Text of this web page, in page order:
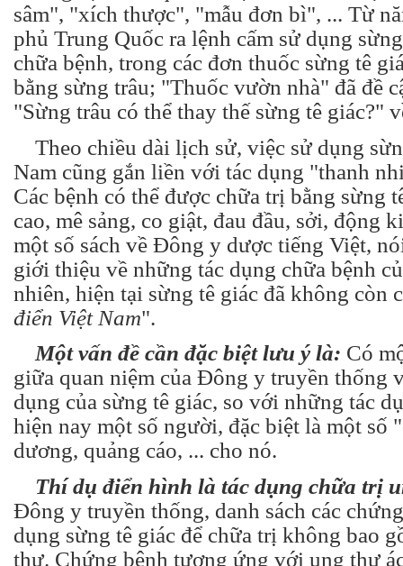
sâm", "xích thược", "mẫu đơn bì", ... Từ
phủ Trung Quốc ra lệnh cấm sử dụng
chữa bệnh, trong các đơn thuốc sừng tê
bằng sừng trâu; "Thuốc vườn nhà" đã đề
"Sừng trâu có thể thay thế sừng tê giác?"
Theo chiều dài lịch sử, việc sử dụng
Nam cũng gắn liền với tác dụng "thanh
Các bệnh có thể được chữa trị bằng sừng
cao, mê sảng, co giật, đau đầu, sởi, động
một số sách về Đông y dược tiếng Việt,
giới thiệu về những tác dụng chữa bệnh
nhiên, hiện tại sừng tê giác đã không còn
điển Việt Nam".
Một vấn đề cần đặc biệt lưu ý là: Có
giữa quan niệm của Đông y truyền thống
dụng của sừng tê giác, so với những tác
hiện nay một số người, đặc biệt là một số
dương, quảng cáo, ... cho nó.
Thí dụ điển hình là tác dụng chữa trị
Đông y truyền thống, danh sách các
dụng sừng tê giác để chữa trị không bao
thư. Chứng bệnh tương ứng với ung thư